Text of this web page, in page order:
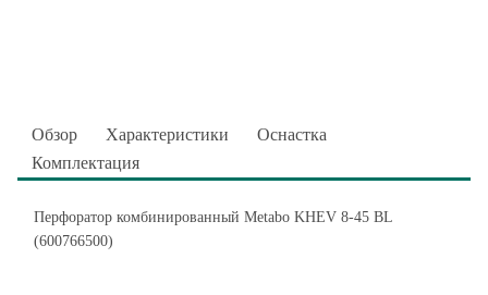
Обзор Характеристики
Оснастка
Комплектация
Перфоратор комбинированный Metabo KHEV 8-45 BL
(600766500)